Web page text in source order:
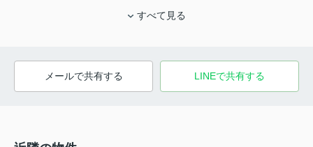
すべて見る
メールで共有する LINEで共有する